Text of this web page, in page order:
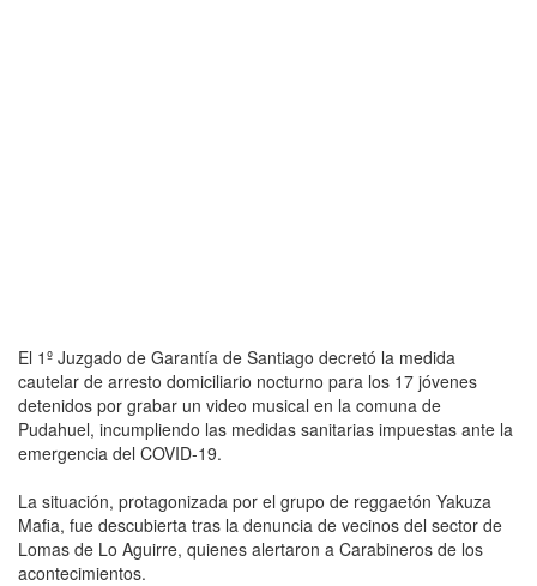
El 1º Juzgado de Garantía de Santiago decretó la medida
cautelar de arresto domiciliario nocturno para los 17 jóvenes
detenidos por grabar un video musical en la comuna de
Pudahuel, incumpliendo las medidas sanitarias impuestas ante la
emergencia del COVID-19.
La situación, protagonizada por el grupo de reggaetón Yakuza
Mafia, fue descubierta tras la denuncia de vecinos del sector de
Lomas de Lo Aguirre, quienes alertaron a Carabineros de los
acontecimientos.